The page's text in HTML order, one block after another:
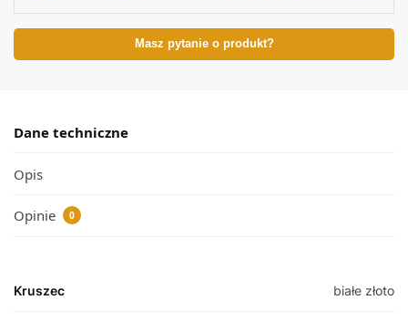
Masz pytanie o produkt?
Dane techniczne
Opis
Opinie 0
Kruszec białe złoto